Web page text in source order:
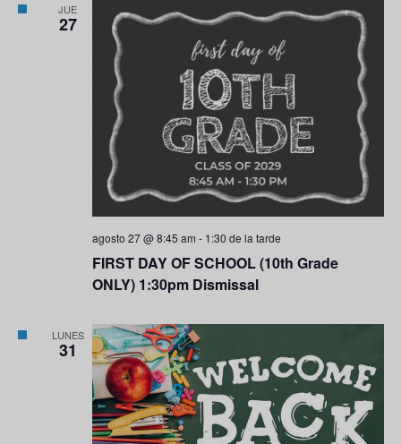
JUE
27
FIRST DAY OF SCHOOL (10th Grade
ONLY) 1:30pm Dismissal
agosto 27 @ 8:45 am - 1:30 de la tarde
LUNES
31